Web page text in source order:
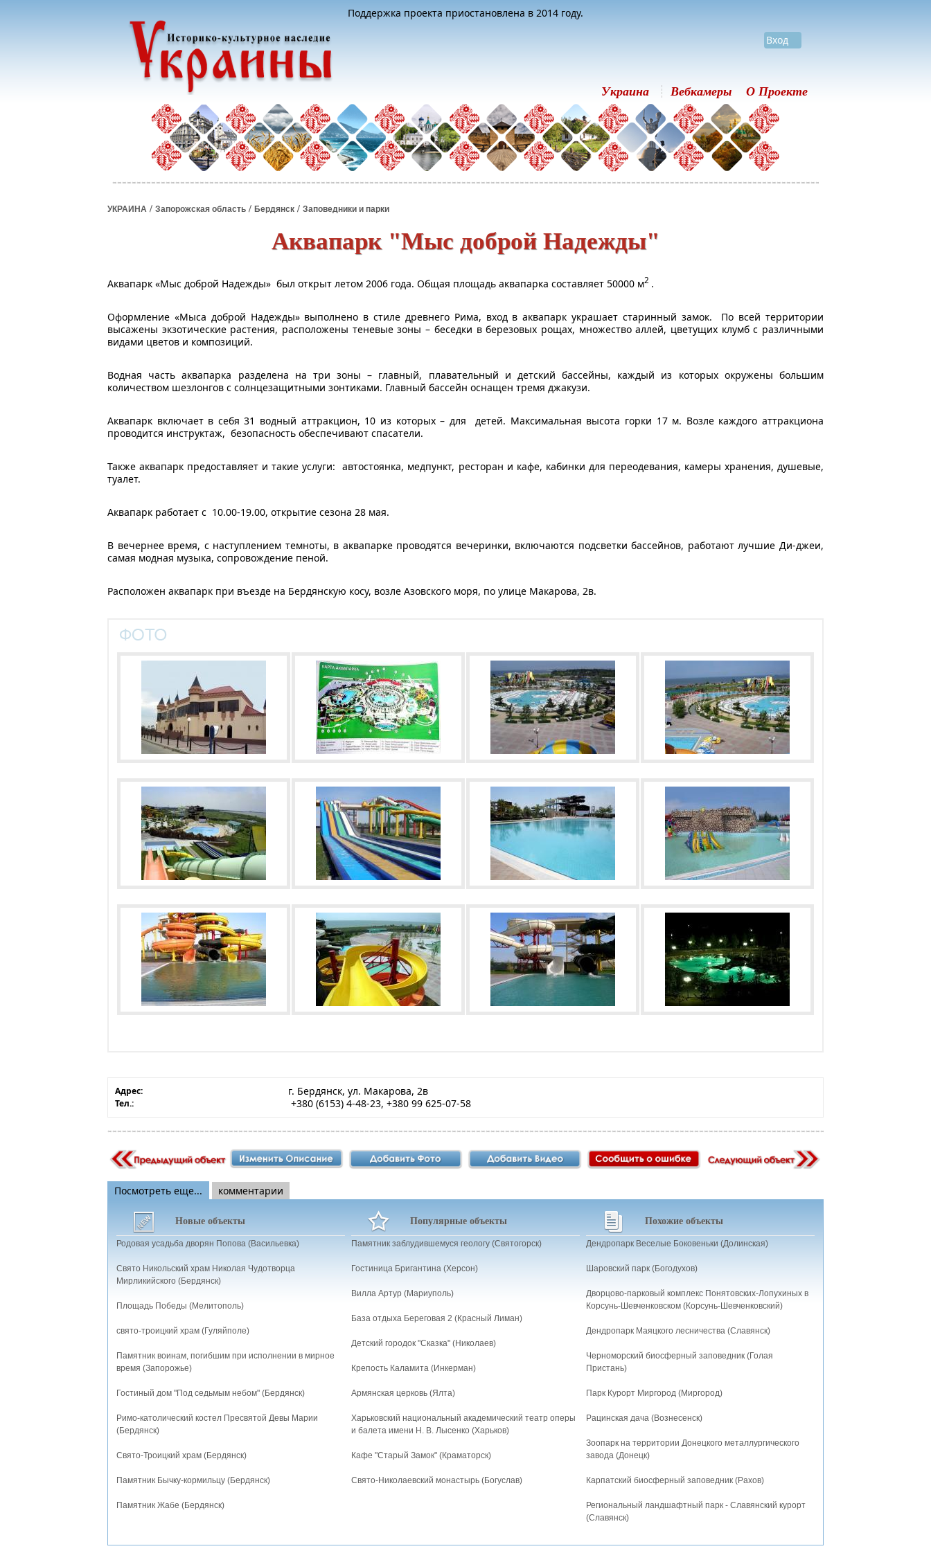
Поддержка проекта приостановлена в 2014 году.
Вход
Украина Вебкамеры О Проекте
УКРАИНА / Запорожская область / Бердянск / Заповедники и парки
Аквапарк "Мыс доброй Надежды"
Аквапарк «Мыс доброй Надежды» был открыт летом 2006 года. Общая площадь аквапарка составляет 50000 м2 .
Оформление «Мыса доброй Надежды» выполнено в стиле древнего Рима, вход в аквапарк украшает старинный замок. По всей территории
высажены экзотические растения, расположены теневые зоны – беседки в березовых рощах, множество аллей, цветущих клумб с различными
видами цветов и композиций.
Водная часть аквапарка разделена на три зоны – главный, плавательный и детский бассейны, каждый из которых окружены большим
количеством шезлонгов с солнцезащитными зонтиками. Главный бассейн оснащен тремя джакузи.
Аквапарк включает в себя 31 водный аттракцион, 10 из которых – для детей. Максимальная высота горки 17 м. Возле каждого аттракциона
проводится инструктаж, безопасность обеспечивают спасатели.
Также аквапарк предоставляет и такие услуги: автостоянка, медпункт, ресторан и кафе, кабинки для переодевания, камеры хранения, душевые,
туалет.
Аквапарк работает с 10.00-19.00, открытие сезона 28 мая.
В вечернее время, с наступлением темноты, в аквапарке проводятся вечеринки, включаются подсветки бассейнов, работают лучшие Ди-джеи,
самая модная музыка, сопровождение пеной.
Расположен аквапарк при въезде на Бердянскую косу, возле Азовского моря, по улице Макарова, 2в.
Адрес: г. Бердянск, ул. Макарова, 2в
Тел.: +380 (6153) 4-48-23, +380 99 625-07-58
Посмотреть еще... комментарии
Новые объекты Популярные объекты Похожие объекты
Родовая усадьба дворян Попова (Васильевка)
Свято Никольский храм Николая Чудотворца
Мирликийского (Бердянск)
Площадь Победы (Мелитополь)
свято-троицкий храм (Гуляйполе)
Памятник воинам, погибшим при исполнении в мирное
время (Запорожье)
Гостиный дом "Под седьмым небом" (Бердянск)
Римо-католический костел Пресвятой Девы Марии
(Бердянск)
Свято-Троицкий храм (Бердянск)
Памятник Бычку-кормильцу (Бердянск)
Памятник Жабе (Бердянск)
Памятник заблудившемуся геологу (Святогорск)
Гостиница Бригантина (Херсон)
Вилла Артур (Мариуполь)
База отдыха Береговая 2 (Красный Лиман)
Детский городок "Сказка" (Николаев)
Крепость Каламита (Инкерман)
Армянская церковь (Ялта)
Харьковский национальный академический театр оперы
и балета имени Н. В. Лысенко (Харьков)
Кафе "Старый Замок" (Краматорск)
Свято-Николаевский монастырь (Богуслав)
Дендропарк Веселые Боковеньки (Долинская)
Шаровский парк (Богодухов)
Дворцово-парковый комплекс Понятовских-Лопухиных в
Корсунь-Шевченковском (Корсунь-Шевченковский)
Дендропарк Маяцкого лесничества (Славянск)
Черноморский биосферный заповедник (Голая
Пристань)
Парк Курорт Миргород (Миргород)
Рацинская дача (Вознесенск)
Зоопарк на территории Донецкого металлургического
завода (Донецк)
Карпатский биосферный заповедник (Рахов)
Региональный ландшафтный парк - Славянский курорт
(Славянск)